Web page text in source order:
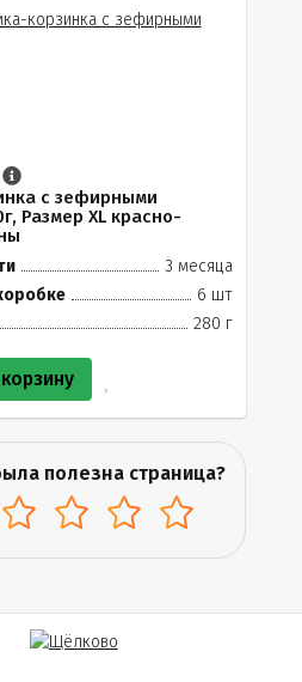
с зефирными
Размер XL красно-
3 месяца
6 шт
280 г
полезна страница?